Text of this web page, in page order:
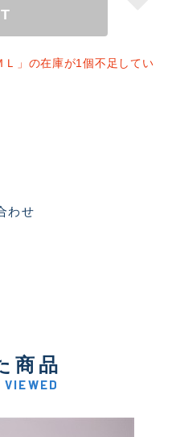
Ｌ」の在庫が1個不足してい
わせ
商品